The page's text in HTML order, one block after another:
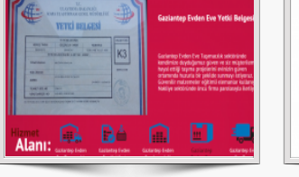
Samet Aluminyum